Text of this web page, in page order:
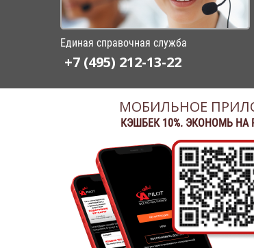
Единая справочная служба
+7 (495) 212-13-22
МОБИЛЬНОЕ
КЭШБЕК 10%. ЭКОНОМЬ